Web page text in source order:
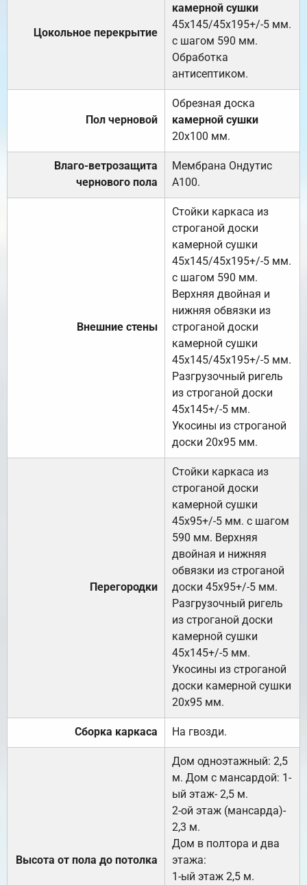
Цокольное перекрытие
камерной сушки
45х145/45х195+/-5 мм.
с шагом 590 мм.
Обработка
антисептиком.
Пол черновой
Обрезная доска
камерной сушки
20х100 мм.
Влаго-ветрозащита
чернового пола
Мембрана Ондутис
А100.
Внешние стены
Стойки каркаса из
строганой доски
камерной сушки
45х145/45х195+/-5 мм.
с шагом 590 мм.
Верхняя двойная и
нижняя обвязки из
строганой доски
камерной сушки
45х145/45х195+/-5 мм.
Разгрузочный ригель
из строганой доски
45х145+/-5 мм.
Укосины из строганой
доски 20х95 мм.
Перегородки
Стойки каркаса из
строганой доски
камерной сушки
45х95+/-5 мм. с шагом
590 мм. Верхняя
двойная и нижняя
обвязки из строганой
доски 45х95+/-5 мм.
Разгрузочный ригель
из строганой доски
камерной сушки
45х145+/-5 мм.
Укосины из строганой
доски камерной сушки
20х95 мм.
Сборка каркаса На гвозди.
Высота от пола до потолка
Дом одноэтажный: 2,5
м. Дом с мансардой: 1-
ый этаж- 2,5 м.
2-ой этаж (мансарда)-
2,3 м.
Дом в полтора и два
этажа:
1-ый этаж 2,5 м.